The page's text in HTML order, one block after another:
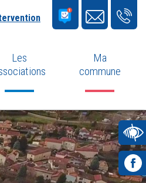
Les
Ma
commune